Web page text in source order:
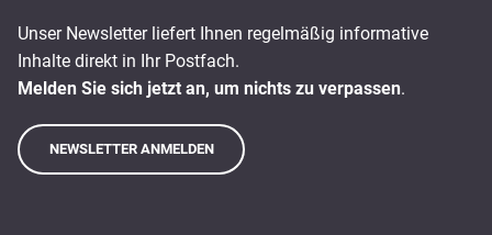
Unser Newsletter liefert Ihnen regelmäßig informative
Inhalte direkt in Ihr Postfach.
Melden Sie sich jetzt an, um nichts zu verpassen.
NEWSLETTER ANMELDEN